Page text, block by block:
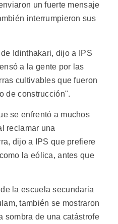
un fuerte mensaje
interrumpieron sus
Idinthakari, dijo a IPS
a la gente por las
cultivables que fueron
de construcción".
se enfrentó a muchos
reclamar una
dijo a IPS que prefiere
la eólica, antes que
la escuela secundaria
también se mostraron
sombra de una catástrofe